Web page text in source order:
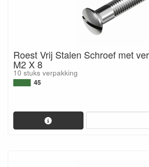
Roest Vrij Stalen Schroef met
M2 X 8
10 stuks verpakking
45